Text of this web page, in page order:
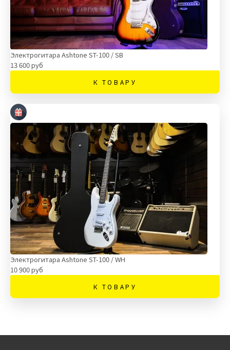
Электрогитара Ashtone ST-100 / SB
13 600 руб
К ТОВАРУ
Электрогитара Ashtone ST-100 / WH
10 900 руб
К ТОВАРУ